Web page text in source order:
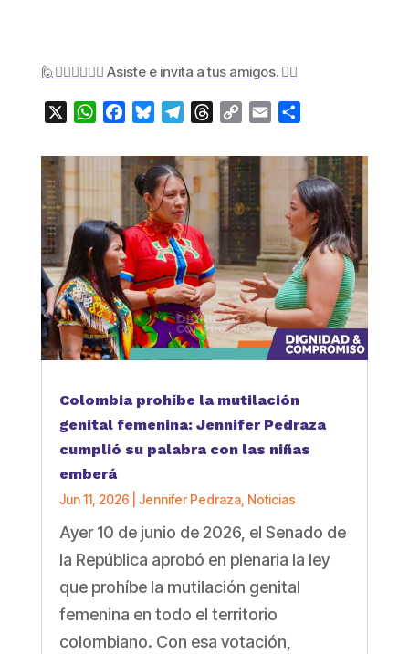
🙋🙋🏻‍♂️🙋🏾‍♀️ Asiste e invita a tus amigos. ✌🏽
WhatsApp
FacebookBlueskyTelegramThreads
Copy Email
Colombia prohíbe la mutilación
genital femenina: Jennifer Pedraza
cumplió su palabra con las niñas
emberá
Jun 11, 2026 Jennifer Pedraza, Noticias
Ayer 10 de junio de 2026, el Senado de
la República aprobó en plenaria la ley
que prohíbe la mutilación genital
femenina en todo el territorio
colombiano. Con esa votación,